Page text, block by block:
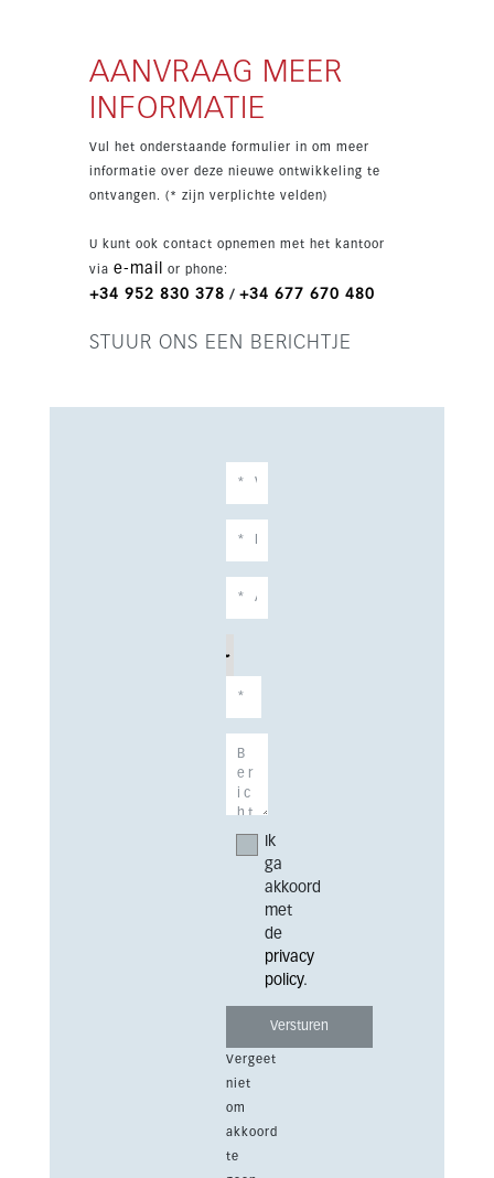
en een topligging nabij golf biedt deze woning
comfort, stijl en sterke investeringswaarde aan
de Costa del Sol.
AANVRAAG MEER
INFORMATIE
Vul het onderstaande formulier in om meer
informatie over deze nieuwe ontwikkeling te
ontvangen. (* zijn verplichte velden)
U kunt ook contact opnemen met het kantoor
via e-mail or phone:
+34 952 830 378 / +34 677 670 480
STUUR ONS EEN BERICHTJE
Ik
ga
akkoord
met
de
privacy
policy.
Vergeet
niet
om
akkoord
te